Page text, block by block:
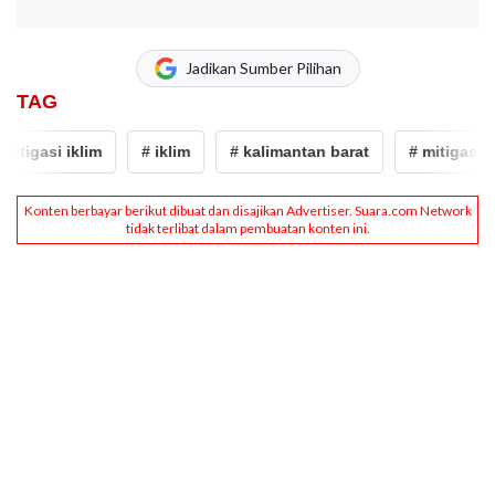
Jadikan Sumber Pilihan
TAG
iklim # iklim # kalimantan barat # mitigasi